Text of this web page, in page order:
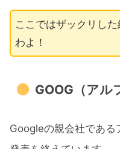
ここではザックリした
わよ！
GOOG（アル
Googleの親会社であ